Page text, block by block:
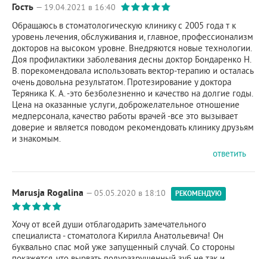
Гость — 19.04.2021 в 16:40
Обращаюсь в стоматологическую клинику с 2005 года т к
уровень лечения, обслуживания и, главное, профессионализм
докторов на высоком уровне. Внедряются новые технологии.
Доя профилактики заболевания десны доктор Бондаренко Н.
В. порекомендовала использовать вектор-терапию и осталась
очень довольна результатом. Протезирование у доктора
Теряника К. А. -это безболезненно и качество на долгие годы.
Цена на оказанные услуги, доброжелательное отношение
медперсонала, качество работы врачей -все это вызывает
доверие и является поводом рекомендовать клинику друзьям
и знакомым.
ответить
Marusja Rogalina — 05.05.2020 в 18:10 РЕКОМЕНДУЮ
Хочу от всей души отблагодарить замечательного
специалиста - стоматолога Кирилла Анатольевича! Он
буквально спас мой уже запущенный случай. Со стороны